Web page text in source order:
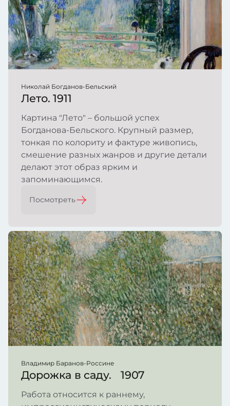
Николай Богданов-Бельский
Лето. 1911
Картина "Лето" – большой успех
Богданова-Бельского. Крупный размер,
тонкая по колориту и фактуре живопись,
смешение разных жанров и другие детали
делают этот образ ярким и
запоминающимся.
Посмотреть
Владимир Баранов-Россине
Дорожка в саду. 1907
Работа относится к раннему,